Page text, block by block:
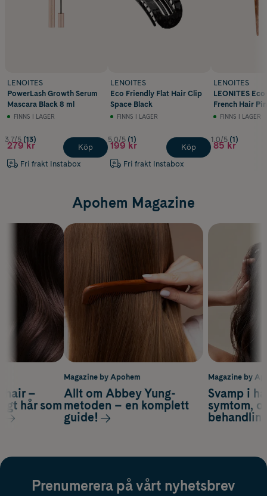
LENOITES
PowerLash Growth Serum
Mascara Black 8 ml
FINNS I LAGER
3.7/5 (13)
279 kr
Fri frakt Instabox
Köp
LENOITES
Eco Friendly Flat Hair Clip
Space Black
FINNS I LAGER
5.0/5 (1)
199 kr
Fri frakt Instabox
Köp
LENOITES
LEONITES
French Hair
Brown
FINNS I LAGER
1.0/5 (1)
85 kr
Apohem Magazine
Magazine by
Svamp i
symtom,
hair –
hår som
Magazine by Apohem
Allt om Abbey Yung-
metoden – en komplett
guide!
Prenumerera på vårt nyhetsbrev